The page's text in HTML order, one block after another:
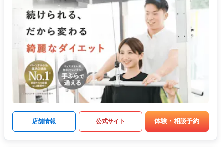
店舗情報 公式サイト 体験・相談予約